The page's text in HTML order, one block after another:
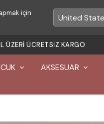
için
ÜZERI ÜCRETSIZ KARGO
AKSESUAR